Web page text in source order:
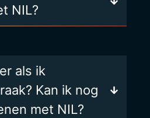
NIL?
als ik
Kan ik nog
met NIL?